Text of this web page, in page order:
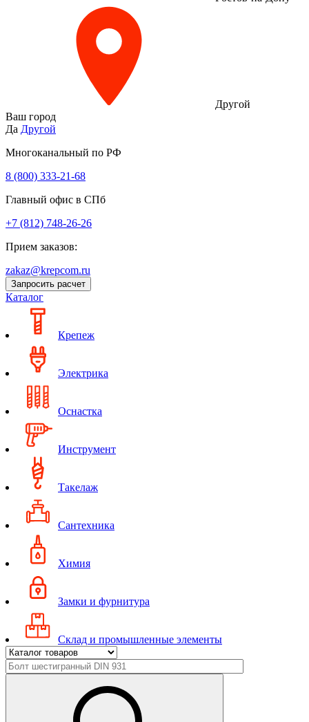
Другой
Ваш город
Да Другой
Многоканальный по РФ
8 (800) 333‑21-68
Главный офис в СПб
+7 (812) 748-26-26
Прием заказов:
zakaz@krepcom.ru
Запросить расчет
Каталог
Крепеж
Электрика
Оснастка
Инструмент
Такелаж
Сантехника
Химия
Замки и фурнитура
Склад и промышленные элементы